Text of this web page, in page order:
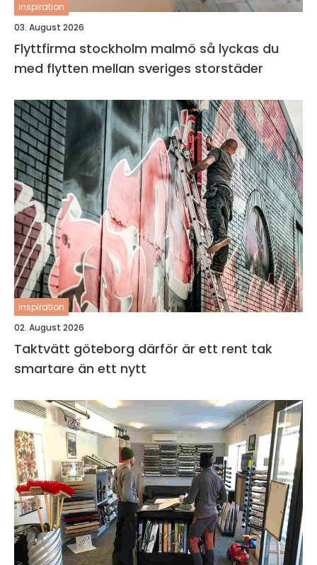
inspiration
03. August 2026
Flyttfirma stockholm malmö så lyckas du
med flytten mellan sveriges storstäder
inspiration
02. August 2026
Taktvätt göteborg därför är ett rent tak
smartare än ett nytt